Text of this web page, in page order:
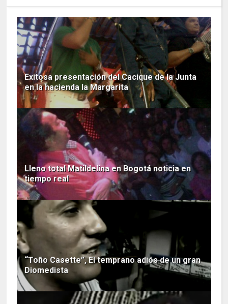
Exitosa presentación del Cacique de la Junta
en la hacienda la Margarita
Lleno total Matildelina en Bogotá noticia en
tiempo real
“Toño Casette”, El temprano adiós de un gran
Diomedista